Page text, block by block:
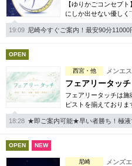
日本人スタッフのみ
スタッフ指名可
駅から徒歩5分以内
こだわり
【ゆりかごコンセプ
にしか出せない優しく
19:09 尼崎今すぐご案内！最安90分11000
OPEN
西宮・他 メンエ
フェアリータッチ
フェアリータッチは
ピストを揃えておりま
18:28 ★即ご案内可能★早い者勝ち！極液
OPEN NEW
尼崎 メンズ